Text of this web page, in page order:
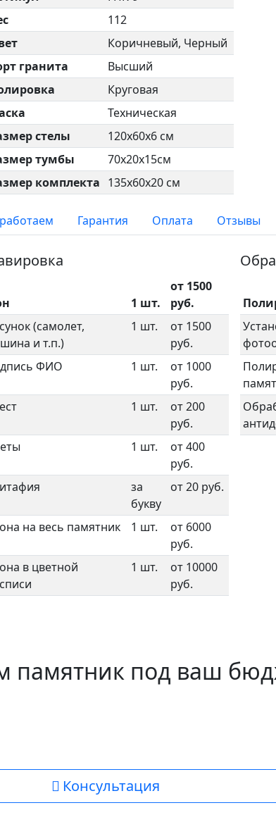
112
Коричневый, Черный
гранита
Высший
Круговая
Техническая
стелы
120х60х6 см
тумбы
70х20х15см
комплекта 135х60х20 см
Гарантия Оплата Отзывы
1 шт.
от 1500
руб.
(самолет,
и т.п.)
1 шт.
от 1500
руб.
ФИО
1 шт.
от 1000
руб.
1 шт.
от 200
руб.
1 шт.
от 400
руб.
за
букву
от 20 руб.
на весь памятник 1 шт.
от 6000
руб.
в цветной
1 шт.
от 10000
руб.
памятник под ваш
Консультация